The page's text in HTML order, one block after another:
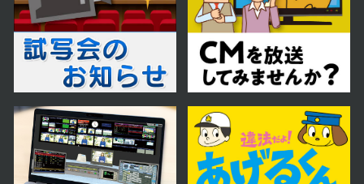
2023年12月08日 放送
第38話